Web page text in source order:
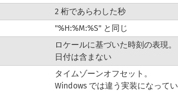
2 桁であらわした秒
"%H:%M:%S" と同じ
ロケールに基づいた時刻の表現。
日付は含まない
タイムゾーンオフセット。
Windows では違う実装になってい